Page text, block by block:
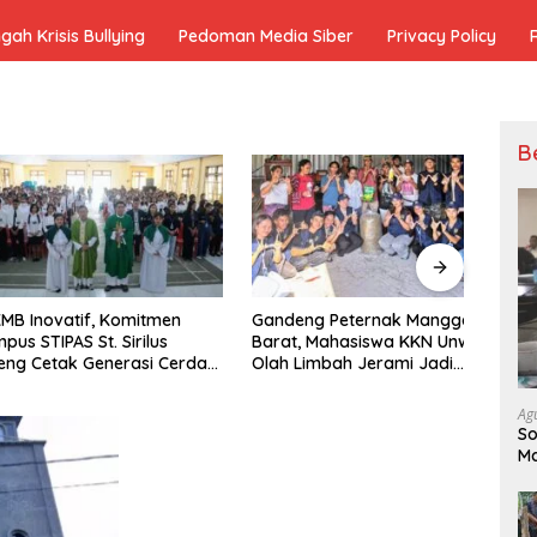
Krisis Bullying Pedoman Media Siber Privacy Policy
Komitmen
St. Sirilus
Generasi Cerdas
Gandeng Peternak Manggarai
Barat, Mahasiswa KKN Unwar
Olah Limbah Jerami Jadi